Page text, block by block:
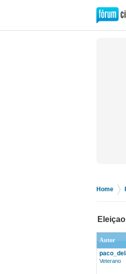
Home
Autor
Veterano